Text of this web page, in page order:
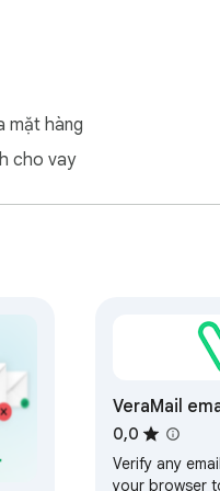
giảm đáng kể tỷ lệ trả lại
mặt hàng
cho vay
VeraMail
0,0
Verify any
your browser